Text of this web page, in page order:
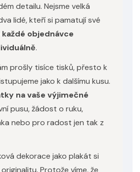
detailu. Nejsme velká
lidé, kteří si pamatují své
každé objednávce
.
prošly tisíce tisků, přesto k
jako k dalšímu kusu.
na vaše výjimečné
pusu, žádost o ruku,
nebo pro radost jen tak z
dekorace jako plakát si
Protože víme, že